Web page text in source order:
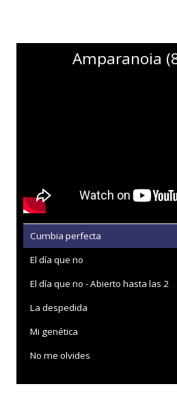
Amparanoia
Cumbia perfecta
El día que no
El día que no - Abierto hasta las 2
La despedida
Mi genética
No me olvides